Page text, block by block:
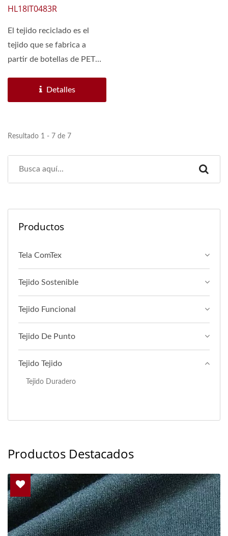
HL18IT0483R
El tejido reciclado es el
tejido que se fabrica a
partir de botellas de PET
Detalles
Resultado 1 - 7 de 7
Productos
Tela ComTex
Tejido Sostenible
Tejido Funcional
Tejido De Punto
Tejido Tejido
Tejido Duradero
Productos Destacados